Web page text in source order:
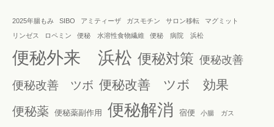
2025年腸もみ SIBO アミティーザ ガスモチン サロン移転
マグミット
リンゼス
ロペミン 便秘 水溶性食物繊維 便秘 病院 浜松
便秘外来 浜松 便秘対策 便秘改善
便秘改善 ツボ 便秘改善 ツボ 効果
便秘薬 便秘薬副作用 便秘解消 宿便 小腸 ガス